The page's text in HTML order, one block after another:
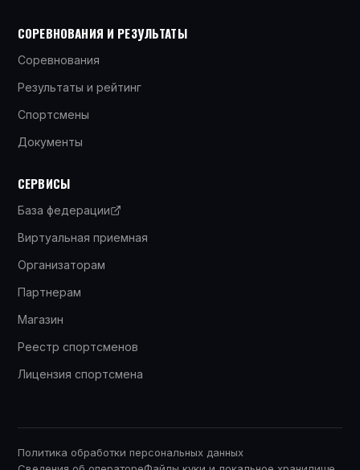
СОРЕВНОВАНИЯ И РЕЗУЛЬТАТЫ
Соревнования
Результаты и рейтинг
Спортсмены
Документы
СЕРВИСЫ
База федерации
Виртуальная приемная
Организаторам
Партнерам
Магазин
Реестр спортсменов
Лицензия спортсмена
Политика обработки персональных данных